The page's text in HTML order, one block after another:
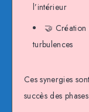
l’intérieur
🤝 Création
turbulences
Ces synergies
succès des